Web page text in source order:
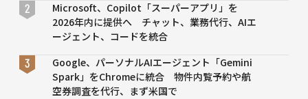
Microsoft、Copilot「スーパーアプリ」を
2026年内に提供へ チャット、業務代行、AIエ
ージェント、コードを統合
Google、パーソナルAIエージェント「Gemini
Spark」をChromeに統合 物件内覧予約や航
空券調査を代行、まず米国で